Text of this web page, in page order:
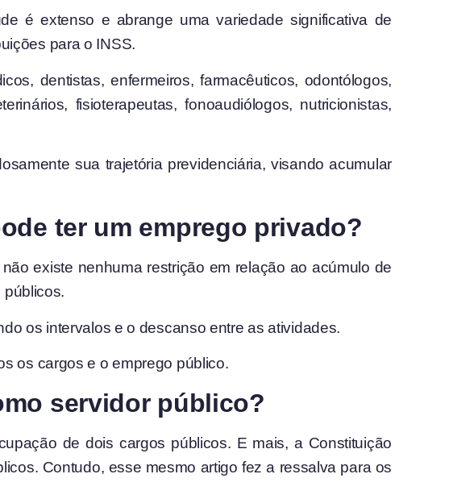
é extenso e abrange uma variedade significativa de
para o INSS.
dentistas, enfermeiros, farmacêuticos, odontólogos,
fisioterapeutas, fonoaudiólogos, nutricionistas,
sua trajetória previdenciária, visando acumular
ter um emprego privado?
existe nenhuma restrição em relação ao acúmulo de
os intervalos e o descanso entre as atividades.
os cargos e o emprego público.
servidor público?
de dois cargos públicos. E mais, a Constituição
Contudo, esse mesmo artigo fez a ressalva para os